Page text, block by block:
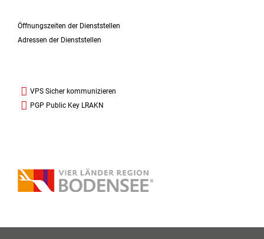
Öffnungszeiten der Dienststellen
Adressen der Dienststellen
VPS Sicher kommunizieren
PGP Public Key LRAKN